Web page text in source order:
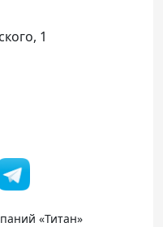
1
«Титан»